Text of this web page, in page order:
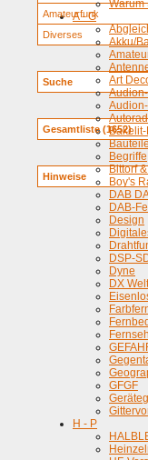
Warum
A - G
Akku/
Art
Begriffe
Bittorf
Boy's
DAB
DAB-
Design
DSP-
Dyne
DX
GFGF
H - P
Amateurfunk
Diverses
Suche
Gesamtliste (1652)
Hinweise